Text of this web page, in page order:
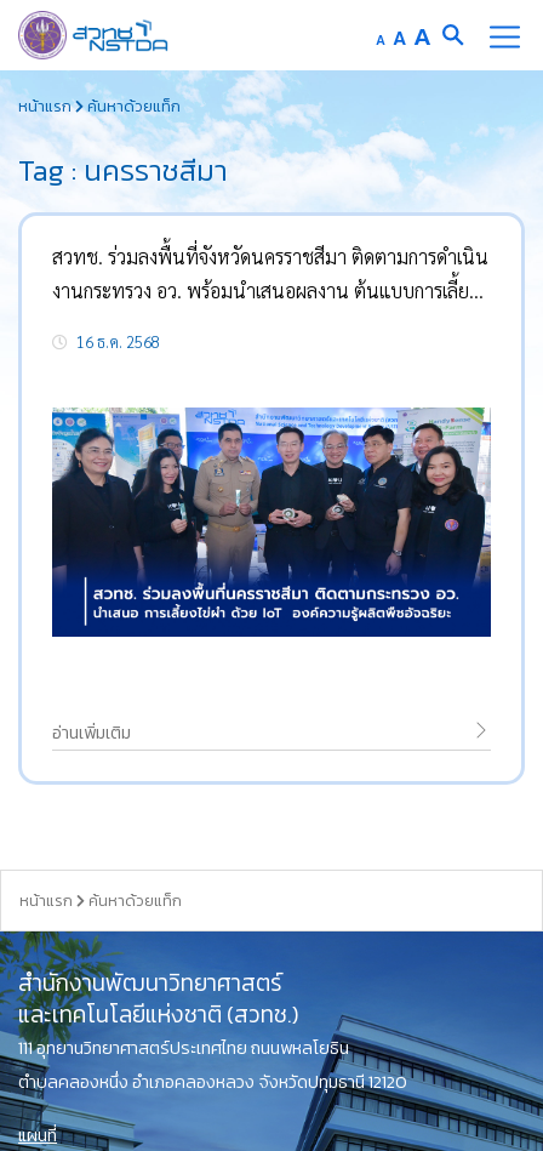
to
content
A Decrease
font
AReset
font
A Increase
font
หน้าแรก ค้นหาด้วยแท็ก
Tag : นครราชสีมา
สวทช. ร่วมลงพื้นที่จังหวัดนครราชสีมา ติดตามการดำเนิน
งานกระทรวง อว. พร้อมนำเสนอผลงาน ต้นแบบการเลี้ยง
อัจฉริยะ
16 ธ.ค. 2568
อ่านเพิ่มเติม
หน้าแรก ค้นหาด้วยแท็ก
สำนักงานพัฒนาวิทยาศาสตร์
และเทคโนโลยีแห่งชาติ (สวทช.)
111 อุทยานวิทยาศาสตร์ประเทศไทย ถนนพหลโยธิน
ตำบลคลองหนึ่ง อำเภอคลองหลวง จังหวัดปทุมธานี 12120
แผนที่